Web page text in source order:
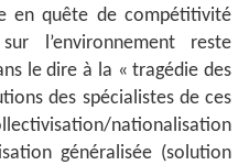
en quête de compétitivité
l’environnement reste
le dire à la « tragédie des
des spécialistes de ces
nationalisation
généralisée (solution